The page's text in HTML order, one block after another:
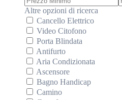
Altre opzioni di ricerca
Cancello Elettrico
Video Citofono
Porta Blindata
Antifurto
Aria Condizionata
Ascensore
Bagno Handicap
Camino